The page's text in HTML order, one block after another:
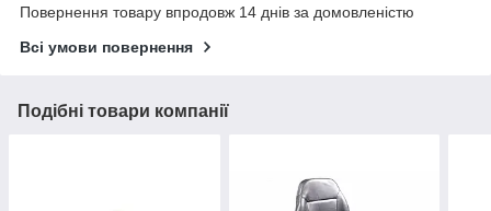
Повернення товару впродовж 14 днів за домовленістю
Всі умови повернення
Подібні товари компанії